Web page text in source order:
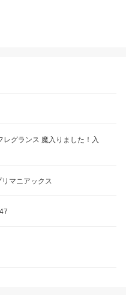
レグランス 魔入りました！入
マニアックス